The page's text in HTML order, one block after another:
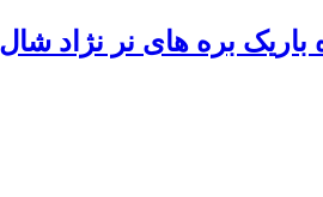
بره های نر نژاد شال